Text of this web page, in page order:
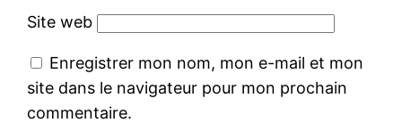
Site web
Enregistrer mon nom, mon e-mail et mon
site dans le navigateur pour mon prochain
commentaire.